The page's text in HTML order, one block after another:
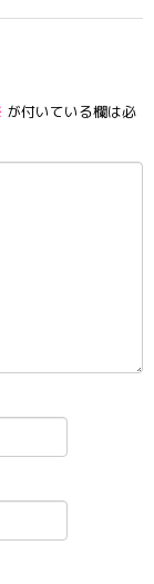
が付いている欄は必